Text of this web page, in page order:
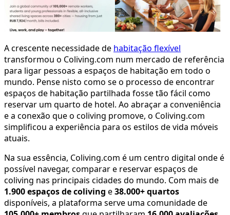
A crescente necessidade de habitação flexível
transformou o Coliving.com num mercado de referência
para ligar pessoas a espaços de habitação em todo o
mundo. Pense nisto como se o processo de encontrar
espaços de habitação partilhada fosse tão fácil como
reservar um quarto de hotel. Ao abraçar a conveniência
e a conexão que o coliving promove, o Coliving.com
simplificou a experiência para os estilos de vida móveis
atuais.
Na sua essência, Coliving.com é um centro digital onde é
possível navegar, comparar e reservar espaços de
coliving nas principais cidades do mundo. Com mais de
1.900 espaços de coliving e38.000+ quartos
disponíveis, a plataforma serve uma comunidade de